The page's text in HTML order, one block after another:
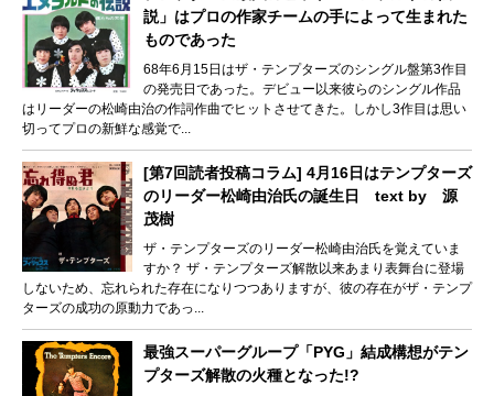
説」はプロの作家チームの手によって生まれた
ものであった
68年6月15日はザ・テンプターズのシングル盤第3作目
の発売日であった。デビュー以来彼らのシングル作品
はリーダーの松崎由治の作詞作曲でヒットさせてきた。しかし3作目は思い
切ってプロの新鮮な感覚で...
[第7回読者投稿コラム] 4月16日はテンプターズ
のリーダー松崎由治氏の誕生日 text by 源
茂樹
ザ・テンプターズのリーダー松崎由治氏を覚えていま
すか？ ザ・テンプターズ解散以来あまり表舞台に登場
しないため、忘れられた存在になりつつありますが、彼の存在がザ・テンプ
ターズの成功の原動力であっ...
最強スーパーグループ「PYG」結成構想がテン
プターズ解散の火種となった!?